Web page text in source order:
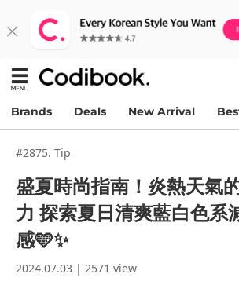
Brands Deals New Arrival
#2875. Tip
盛夏時尚指南！炎熱天氣
力 探索夏日清爽藍白色系
感🩵✨
2024.07.03 | 2571 view